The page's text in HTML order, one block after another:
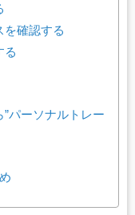
を確認する
る
パーソナルトレー